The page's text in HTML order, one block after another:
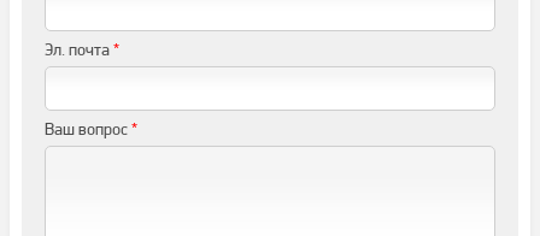
Эл. почта*
Ваш вопрос*